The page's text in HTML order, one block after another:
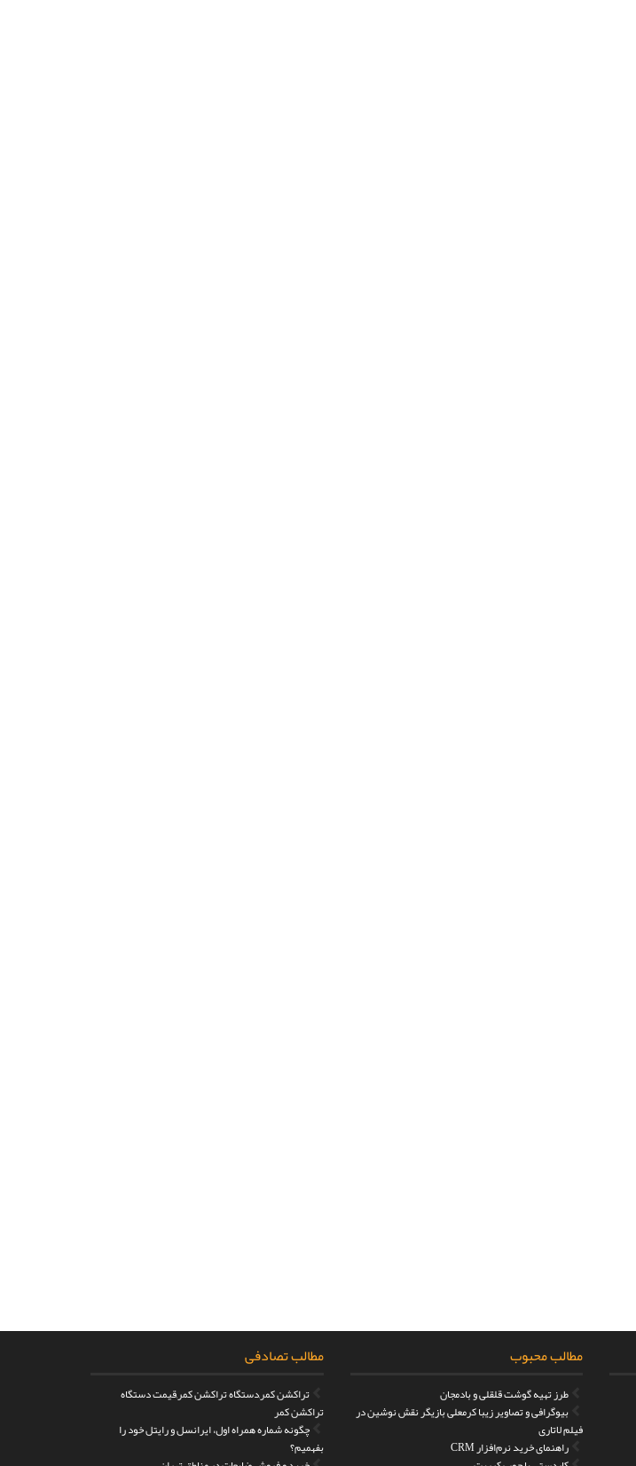
مطالب محبوب
طرز تهیه گوشت قلقلی و بادمجان
بیوگرافی و تصاویر زیبا کرمعلی بازیگر نقش نوشین در
فیلم لاتاری
راهنمای خرید نرم‌افزار CRM
مطالب تصادفی
تراکشن کمر,دستگاه تراکشن کمر,قیمت دستگاه
تراکشن کمر
چگونه شماره همراه اول، ایرانسل و رایتل خود را
بفهمیم؟